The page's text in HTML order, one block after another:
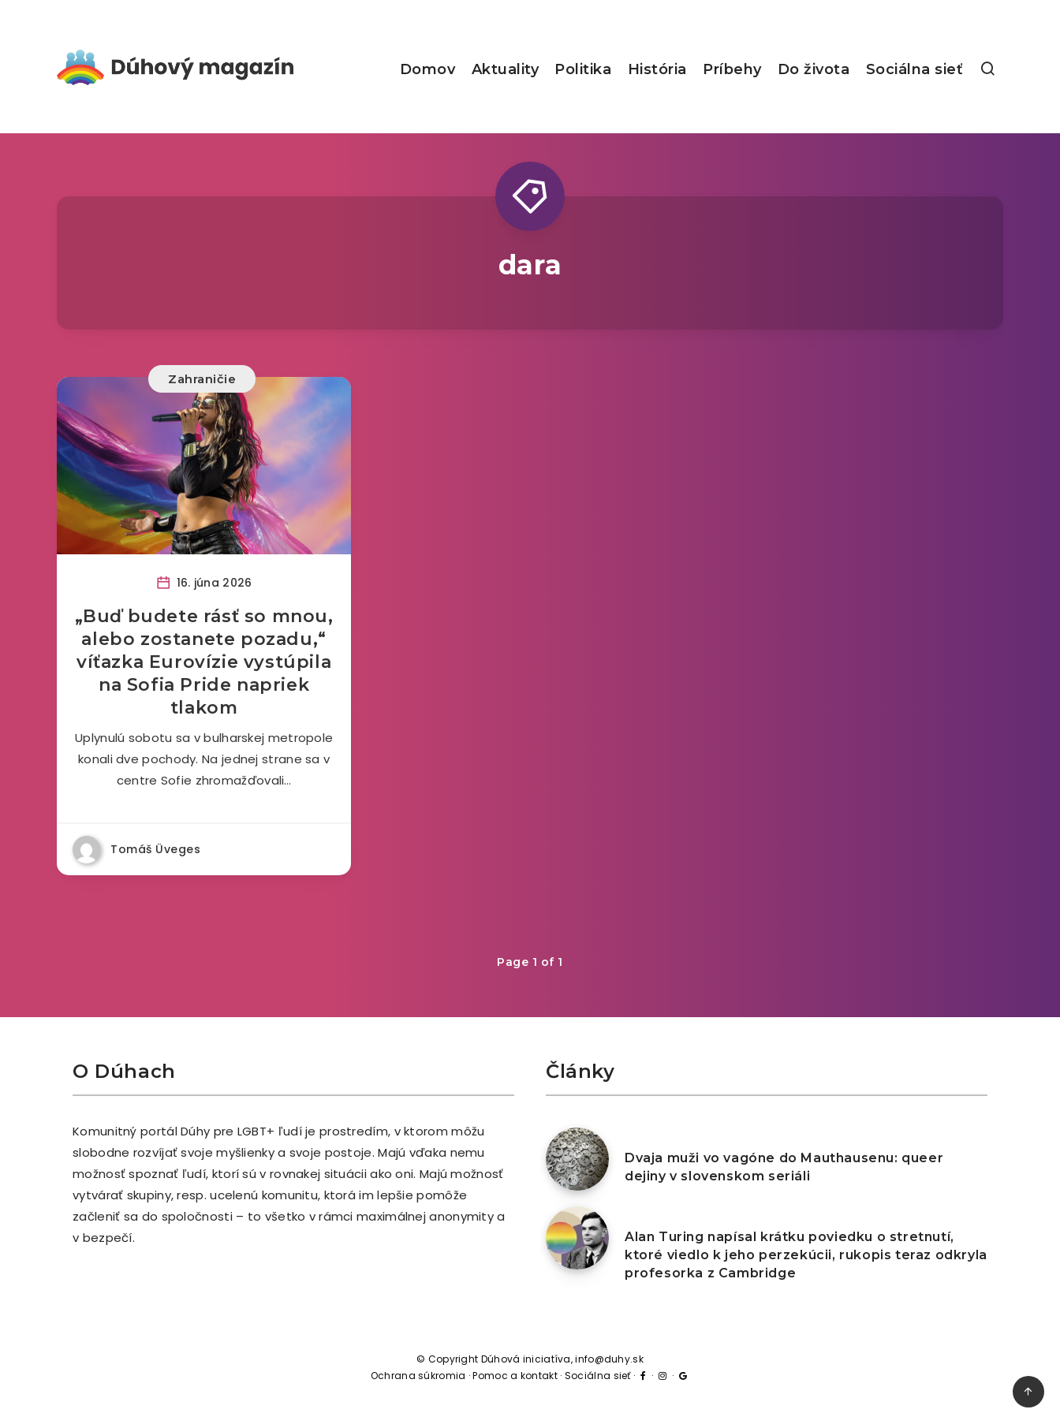
Domov Aktuality Politika História Príbehy Do života Sociálna sieť
dara
Zahraničie
16. júna 2026
„Buď budete rásť so mnou,
alebo zostanete pozadu,“
víťazka Eurovízie vystúpila
na Sofia Pride napriek
tlakom
Uplynulú sobotu sa v bulharskej metropole
konali dve pochody. Na jednej strane sa v
centre Sofie zhromažďovali…
Tomáš Üveges
Page 1 of 1
O Dúhach
Komunitný portál Dúhy pre LGBT+ ľudí je prostredím, v ktorom môžu
slobodne rozvíjať svoje myšlienky a svoje postoje. Majú vďaka nemu
možnosť spoznať ľudí, ktorí sú v rovnakej situácii ako oni. Majú možnosť
vytvárať skupiny, resp. ucelenú komunitu, ktorá im lepšie pomôže
začleniť sa do spoločnosti – to všetko v rámci maximálnej anonymity a
v bezpečí.
Články
Dvaja muži vo vagóne do Mauthausenu: queer
dejiny v slovenskom seriáli
Alan Turing napísal krátku poviedku o stretnutí,
ktoré viedlo k jeho perzekúcii, rukopis teraz odkryla
profesorka z Cambridge
© Copyright Dúhová iniciatíva, info@duhy.sk
Ochrana súkromia ·Pomoc a kontakt· Sociálna sieť· · ·